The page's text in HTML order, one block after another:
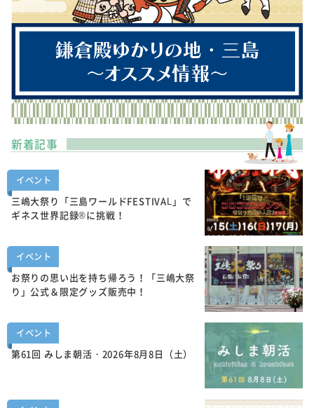
新着記事
イベント
三嶋大祭り「三島ワールドFESTIVAL」で
ギネス世界記録®に挑戦！
イベント
お祭りの思い出を持ち帰ろう！「三嶋大祭
り」公式＆限定グッズ販売中！
イベント
第61回 みしま朝活・2026年8月8日（土）